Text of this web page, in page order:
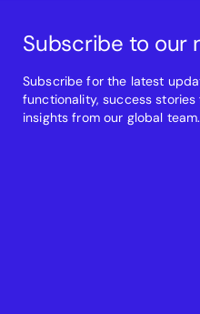
Subscribe to our
Subscribe for the latest
functionality, success
insights from our global team.